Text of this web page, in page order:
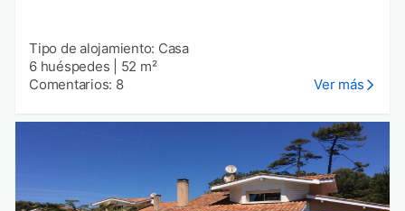
Tipo de alojamiento: Casa
6 huéspedes
52 m²
Comentarios: 8
Ver más